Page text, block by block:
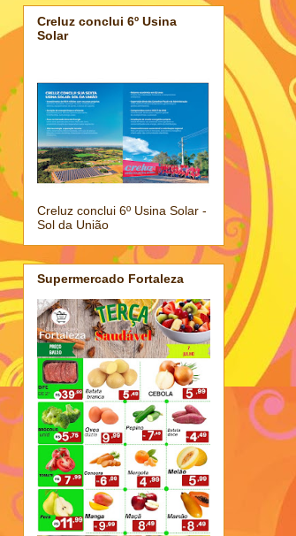
Creluz conclui 6º Usina
Solar
Creluz conclui 6º Usina Solar -
Sol da União
Supermercado Fortaleza